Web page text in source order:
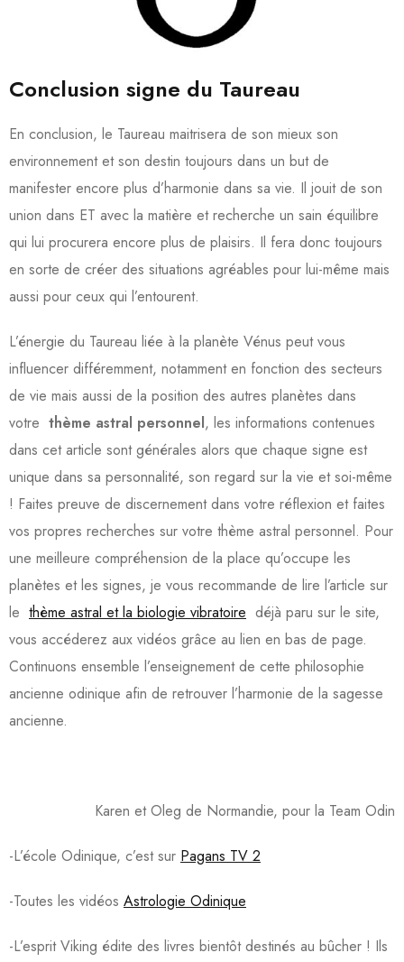
Conclusion signe du Taureau
En conclusion, le Taureau maitrisera de son mieux son
environnement et son destin toujours dans un but de
manifester encore plus d’harmonie dans sa vie. Il jouit de son
union dans ET avec la matière et recherche un sain équilibre
qui lui procurera encore plus de plaisirs. Il fera donc toujours
en sorte de créer des situations agréables pour lui-même mais
aussi pour ceux qui l’entourent.
L’énergie du Taureau liée à la planète Vénus peut vous
influencer différemment, notamment en fonction des secteurs
de vie mais aussi de la position des autres planètes dans
votre thème astral personnel, les informations contenues
dans cet article sont générales alors que chaque signe est
unique dans sa personnalité, son regard sur la vie et soi-même
! Faites preuve de discernement dans votre réflexion et faites
vos propres recherches sur votre thème astral personnel. Pour
une meilleure compréhension de la place qu’occupe les
planètes et les signes, je vous recommande de lire l’article sur
le thème astral et la biologie vibratoire déjà paru sur le site,
vous accéderez aux vidéos grâce au lien en bas de page.
Continuons ensemble l’enseignement de cette philosophie
ancienne odinique afin de retrouver l’harmonie de la sagesse
ancienne.
Karen et Oleg de Normandie, pour la Team Odin
-L’école Odinique, c’est sur Pagans TV 2
-Toutes les vidéos Astrologie Odinique
-L’esprit Viking édite des livres bientôt destinés au bûcher ! Ils